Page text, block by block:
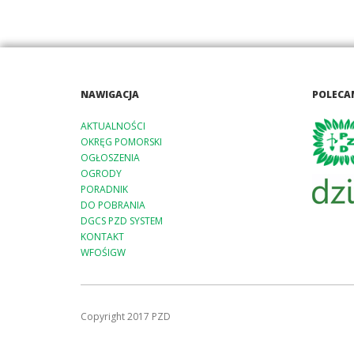
NAWIGACJA
AKTUALNOŚCI
OKRĘG POMORSKI
OGŁOSZENIA
OGRODY
PORADNIK
DO POBRANIA
DGCS PZD SYSTEM
KONTAKT
WFOŚIGW
Copyright 2017 PZD